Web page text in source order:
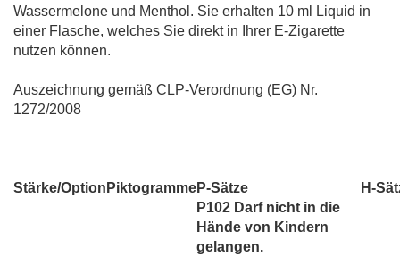
Wassermelone und Menthol. Sie erhalten 10 ml Liquid in
einer Flasche, welches Sie direkt in Ihrer E-Zigarette
nutzen können.
Auszeichnung gemäß CLP-Verordnung (EG) Nr.
1272/2008
Stärke/Option PiktogrammeP-Sätze H-
P102 Darf nicht in die
Hände von Kindern
gelangen.